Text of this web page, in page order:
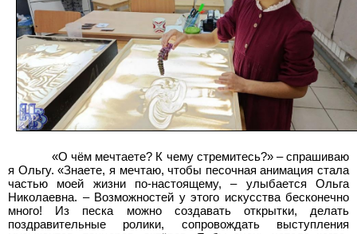
«О чём мечтаете? К чему стремитесь?» – спрашиваю
я Ольгу. «Знаете, я мечтаю, чтобы песочная анимация стала
частью моей жизни по-настоящему, – улыбается Ольга
Николаевна. – Возможностей у этого искусства бесконечно
много! Из песка можно создавать открытки, делать
поздравительные ролики, сопровождать выступления